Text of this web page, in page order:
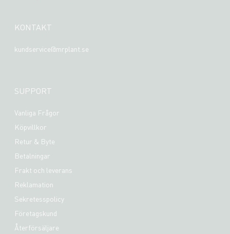
KONTAKT
kundservice@mrplant.se
SUPPORT
Vanliga Frågor
Köpvillkor
Retur & Byte
Betalningar
Frakt och leverans
Reklamation
Sekretesspolicy
Företagskund
Återförsäljare